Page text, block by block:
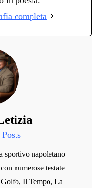
completa
sportivo napoletano
numerose testate
Il Tempo, La